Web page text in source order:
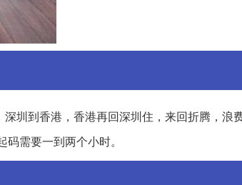
圳到香港，香港再回深圳住，来回折腾，浪
需要一到两个小时。